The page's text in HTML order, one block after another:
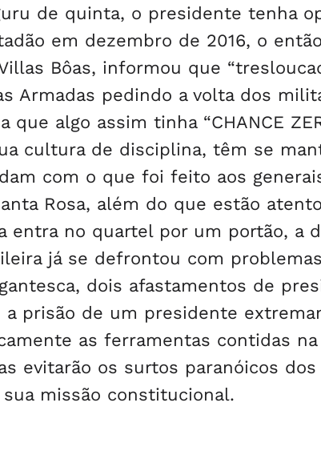
de quinta, o presidente tenha
em dezembro de 2016, o
Bôas, informou que
Armadas pedindo a volta dos
algo assim tinha “CHANCE
cultura de disciplina, têm se
com o que foi feito aos
Rosa, além do que estão
entra no quartel por um portão, a
já se defrontou com
dois afastamentos de
a prisão de um presidente
as ferramentas contidas
evitarão os surtos paranóicos
missão constitucional.